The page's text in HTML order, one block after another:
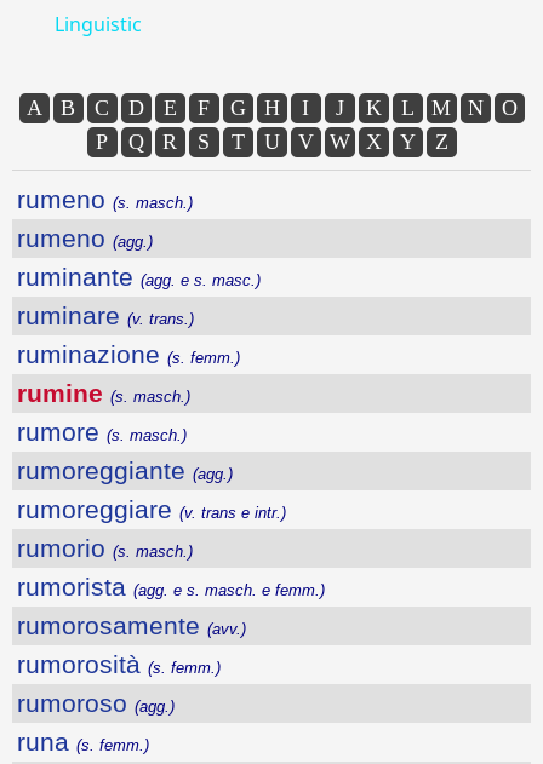
Linguistic
A B C D E F G H I J K L M N
O
P
Q R S T U V W X Y Z
rumeno (s. masch.)
rumeno (agg.)
ruminante (agg. e s. masc.)
ruminare (v. trans.)
ruminazione (s. femm.)
rumine (s. masch.)
rumore (s. masch.)
rumoreggiante (agg.)
rumoreggiare (v. trans e intr.)
rumorio (s. masch.)
rumorista (agg. e s. masch. e femm.)
rumorosamente (avv.)
rumorosità (s. femm.)
rumoroso (agg.)
runa (s. femm.)